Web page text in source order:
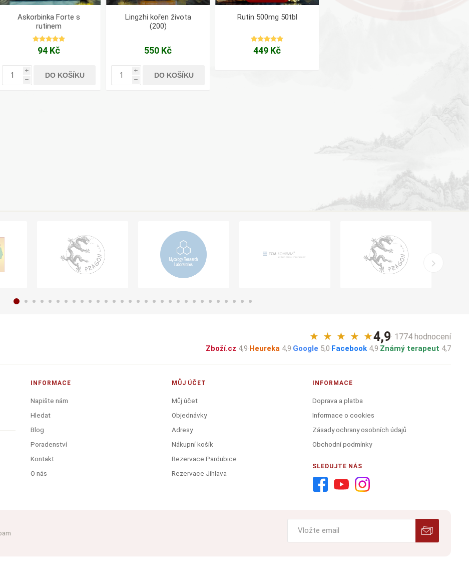
Askorbinka Forte s
rutinem
94 Kč
i
h
DO KOŠÍKU
Lingzhi kořen života
(200)
550 Kč
i
h
DO KOŠÍKU
Rutin 500mg 50tbl
449 Kč
★ ★ ★ ★ ★4,9· 1774 hodnocení
Zboží.cz 4,9·Heureka 4,9·Google 5,0·Facebook 4,9·Známý terapeut 4,7
INFORMACE
Napište nám
Hledat
Blog
Poradenství
Kontakt
O nás
MŮJ ÚČET
Můj účet
Objednávky
Adresy
Nákupní košík
Rezervace Pardubice
Rezervace Jihlava
INFORMACE
Doprava a platba
Informace o cookies
Zásady ochrany osobních údajů
Obchodní podmínky
SLEDUJTE NÁS